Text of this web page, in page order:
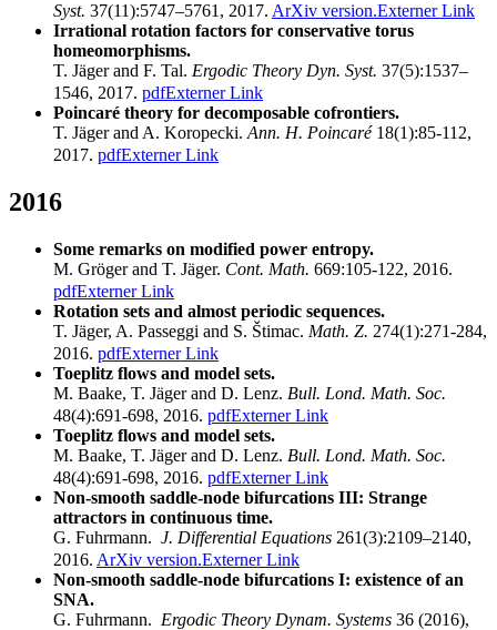
Syst. 37(11):5747–5761, 2017. ArXiv version.Externer Link
Irrational rotation factors for conservative torus
homeomorphisms.
T. Jäger and F. Tal. Ergodic Theory Dyn. Syst. 37(5):1537–
1546, 2017. pdfExterner Link
Poincaré theory for decomposable cofrontiers.
T. Jäger and A. Koropecki. Ann. H. Poincaré 18(1):85-112,
2017. pdfExterner Link
2016
Some remarks on modified power entropy.
M. Gröger and T. Jäger. Cont. Math. 669:105-122, 2016.
pdfExterner Link
Rotation sets and almost periodic sequences.
T. Jäger, A. Passeggi and S. Štimac. Math. Z. 274(1):271-284,
2016. pdfExterner Link
Toeplitz flows and model sets.
M. Baake, T. Jäger and D. Lenz. Bull. Lond. Math. Soc.
48(4):691-698, 2016. pdfExterner Link
Toeplitz flows and model sets.
M. Baake, T. Jäger and D. Lenz. Bull. Lond. Math. Soc.
48(4):691-698, 2016. pdfExterner Link
Non-smooth saddle-node bifurcations III: Strange
attractors in continuous time.
G. Fuhrmann. J. Differential Equations 261(3):2109–2140,
2016. ArXiv version.Externer Link
Non-smooth saddle-node bifurcations I: existence of an
SNA.
G. Fuhrmann. Ergodic Theory Dynam. Systems 36 (2016),